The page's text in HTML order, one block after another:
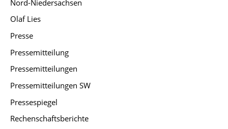
Nord-Niedersachsen
Olaf Lies
Presse
Pressemitteilung
Pressemitteilungen
Pressemitteilungen SW
Pressespiegel
Rechenschaftsberichte